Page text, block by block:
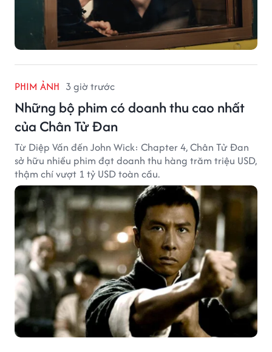
PHIM ẢNH 3 giờ trước
Những bộ phim có doanh thu cao nhất
của Chân Tử Đan
Từ Diệp Vấn đến John Wick: Chapter 4, Chân Tử Đan
sở hữu nhiều phim đạt doanh thu hàng trăm triệu USD,
thậm chí vượt 1 tỷ USD toàn cầu.